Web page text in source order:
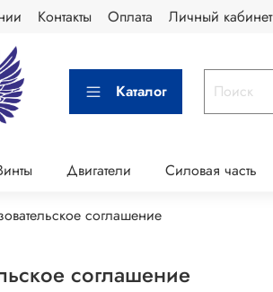
Контакты Оплата Личный кабинет
Каталог
Двигатели Силовая часть
соглашение
соглашение